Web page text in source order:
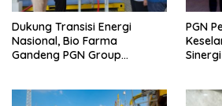
Dukung Transisi Energi
Nasional, Bio Farma
Gandeng PGN Group
PGN